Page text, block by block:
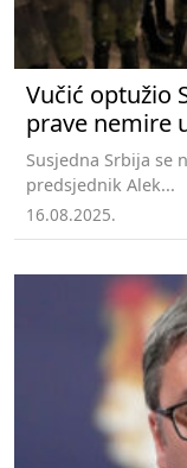
Vučić optužio
prave nemire
Susjedna Srbija se
predsjednik Alek...
16.08.2025.